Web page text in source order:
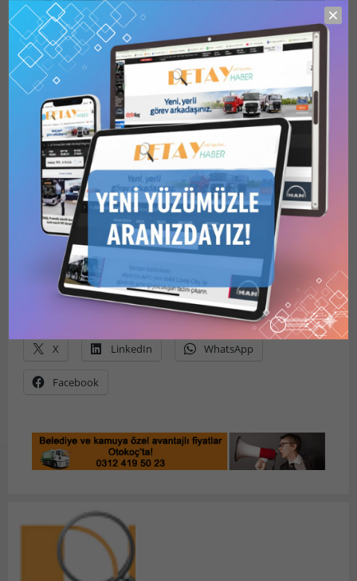
Safi’den açıklama: Tebrik
ediyorum
Safi cephesi gelen sonuçların ardından tribününden ayrıldı
ve Yıldırım’ı tebrik etti.
Safi seçim sonuçları sonrası yaptığı açıklamada,
“Camiamız böyle istedi, camiamıza nefes ve heyecan
getirmeye çalıştım. Ciddi yatırım ve transfer sözü verdim,
kontratlarını da yaptığımızı söyledim. Takdiri gördüğünüz
gibi Fenerbahçe camiası başka türlü anlıyor, eskiyle
yaşamayı seviyor. Rakibimizi, tebrik ediyorum. İnşallah
kendisi başarılı olur.” ifadelerini kullandı.
X LinkedIn WhatsApp
Facebook